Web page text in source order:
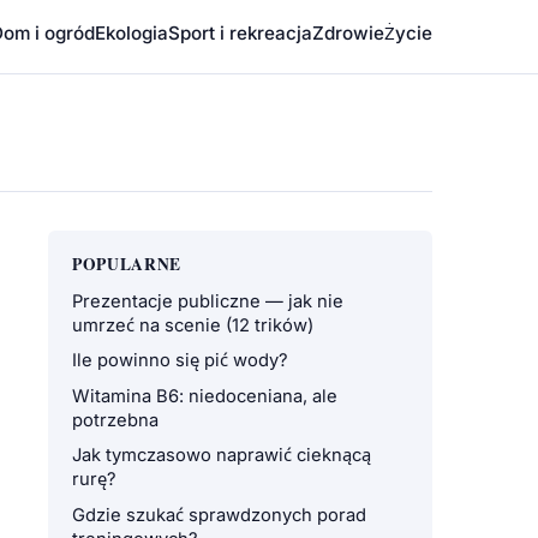
i ogródEkologiaSport i rekreacjaZdrowieŻycie
POPULARNE
Prezentacje publiczne — jak nie
umrzeć na scenie (12 trików)
Ile powinno się pić wody?
Witamina B6: niedoceniana, ale
potrzebna
Jak tymczasowo naprawić cieknącą
rurę?
Gdzie szukać sprawdzonych porad